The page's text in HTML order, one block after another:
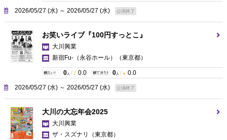
2026/05/27 (水) ～ 2026/05/27 (水) 公演終了
お笑いライブ『100円すっとこ』
大川興業
新宿Fu-（永谷ホール）
（東京都）
0 人 / 0.0 0 人 / 0.0
2026/05/27 (水) ～ 2026/05/27 (水) 公演終了
大川の大忘年会2025
大川興業
ザ・スズナリ
（東京都）